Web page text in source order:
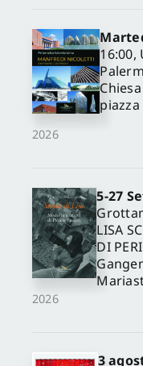
2026
16:00,
piazza
2026
5-27
LISA
DI
3